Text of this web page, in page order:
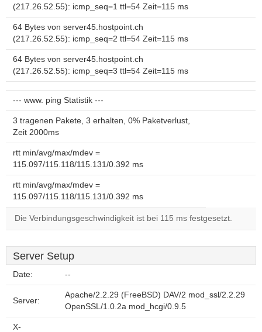
(217.26.52.55): icmp_seq=1 ttl=54 Zeit=115 ms
64 Bytes von server45.hostpoint.ch
(217.26.52.55): icmp_seq=2 ttl=54 Zeit=115 ms
64 Bytes von server45.hostpoint.ch
(217.26.52.55): icmp_seq=3 ttl=54 Zeit=115 ms
--- www. ping Statistik ---
3 tragenen Pakete, 3 erhalten, 0% Paketverlust,
Zeit 2000ms
rtt min/avg/max/mdev =
115.097/115.118/115.131/0.392 ms
rtt min/avg/max/mdev =
115.097/115.118/115.131/0.392 ms
Die Verbindungsgeschwindigkeit ist bei 115 ms festgesetzt.
Server Setup
Date: --
Server:
Apache/2.2.29 (FreeBSD) DAV/2 mod_ssl/2.2.29
OpenSSL/1.0.2a mod_hcgi/0.9.5
X-